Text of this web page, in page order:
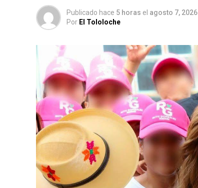
Publicado hace 5 horas el agosto 7, 2026
Por El Tololoche